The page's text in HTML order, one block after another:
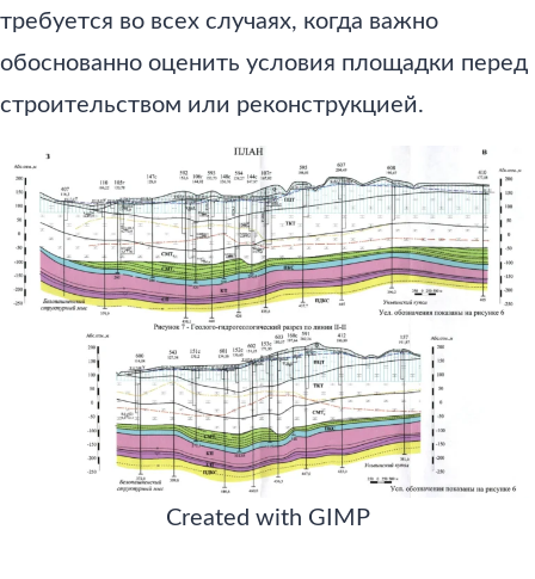
требуется во всех случаях, когда важно
обоснованно оценить условия площадки перед
строительством или реконструкцией.
Created with GIMP